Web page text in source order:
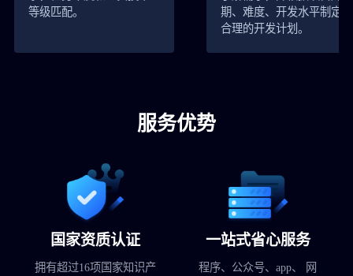
等级匹配。
期、难度、开发水平制定
合理的开发计划。
服务优势
国家资质认证
拥有超过16项国家知识产
一站式省心服务
程序、公众号、app、 网